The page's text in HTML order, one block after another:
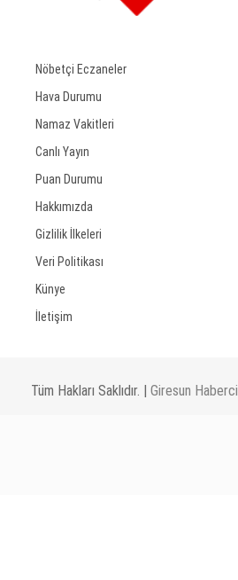
Nöbetçi Eczaneler
Hava Durumu
Namaz Vakitleri
Canlı Yayın
Puan Durumu
Hakkımızda
Gizlilik İlkeleri
Veri Politikası
Künye
İletişim
Tüm Hakları Saklıdır. | Giresun Haberci